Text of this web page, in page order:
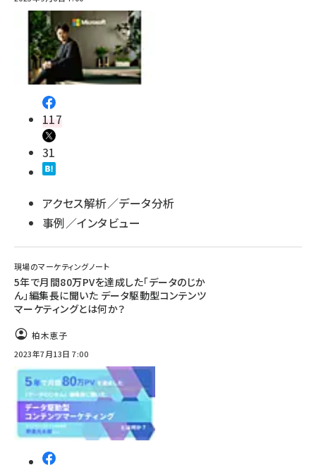
117
31
アクセス解析／データ分析
事例／インタビュー
現場のマーケティングノート
5年で月間80万PVを達成した「データのじか
ん」編集長に聞いた データ駆動型コンテンツ
マーケティングとは何か？
柏木恵子
2023年7月13日 7:00